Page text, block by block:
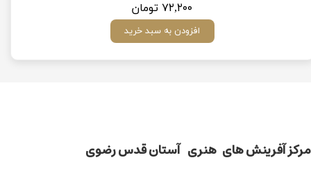
۷۲,۲۰۰ تومان
افزودن به سبد خرید
مركز آفرينش های هنری آستان قدس رضوی​​​​​​​​​​​​​​